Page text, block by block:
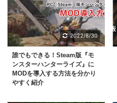
2022/8/30
誰でもできる！Steam版『モ
ンスターハンターライズ』に
MODを導入する方法を分かり
やすく紹介